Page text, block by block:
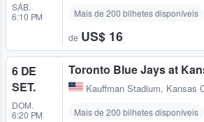
SÁB.
6:10 PM
Mais de 200 bilhetes disponíveis
de US$ 16
6 DE
SET.
DOM.
6:20 PM
Toronto Blue Jays at
Kauffman Stadium, Kansas
Mais de 200 bilhetes disponíveis